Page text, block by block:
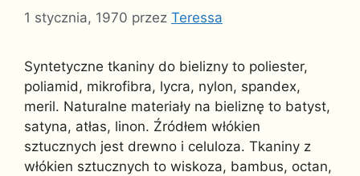
1 stycznia, 1970 przez Teressa
Syntetyczne tkaniny do bielizny to poliester,
poliamid, mikrofibra, lycra, nylon, spandex,
meril. Naturalne materiały na bieliznę to batyst,
satyna, atłas, linon. Źródłem włókien
sztucznych jest drewno i celuloza. Tkaniny z
włókien sztucznych to wiskoza, bambus, octan,